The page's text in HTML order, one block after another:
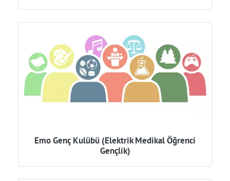
Emo Genç Kulübü (Elektrik Medikal Öğrenci
Gençlik)